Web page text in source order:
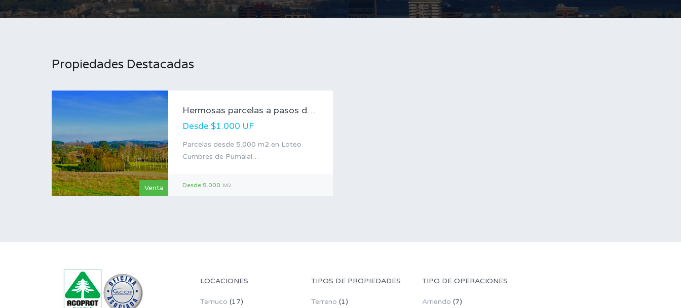
Propiedades Destacadas
Venta
Hermosas parcelas a pasos de Temuco con…
Desde $1.000 UF
Parcelas desde 5.000 m2 en Loteo
Cumbres de Pumalal…
Desde 5.000 M2
LOCACIONES
Temuco (17)
TIPOS DE PROPIEDADES
Terreno (1)
TIPO DE OPERACIONES
Arriendo (7)